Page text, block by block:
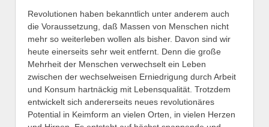
Revolutionen haben bekanntlich unter anderem auch
die Voraussetzung, daß Massen von Menschen nicht
mehr so weiterleben wollen als bisher. Davon sind wir
heute einerseits sehr weit entfernt. Denn die große
Mehrheit der Menschen verwechselt ein Leben
zwischen der wechselweisen Erniedrigung durch Arbeit
und Konsum hartnäckig mit Lebensqualität. Trotzdem
entwickelt sich andererseits neues revolutionäres
Potential in Keimform an vielen Orten, in vielen Herzen